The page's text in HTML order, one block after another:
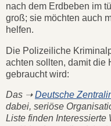
nach dem Erdbeben im
groß; sie möchten auch
helfen.
Die Polizeiliche
achten sollten, damit die
gebraucht wird:
Das ➝Deutsche
dabei, seriöse
Liste finden Interessierte